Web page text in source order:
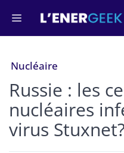
contenu
Menu
Nucléaire
Russie : les
nucléaires
virus Stuxnet?